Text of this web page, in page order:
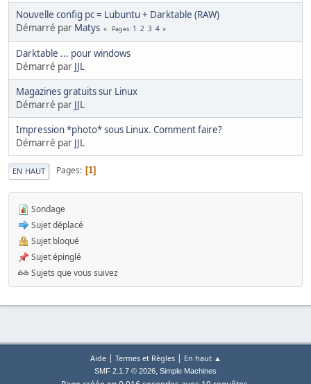
Nouvelle config pc = Lubuntu + Darktable (RAW)
Démarré par Matys Pages 1 2 3 4
Darktable ... pour windows
Démarré par JJL
Magazines gratuits sur Linux
Démarré par JJL
Impression *photo* sous Linux. Comment faire?
Démarré par JJL
EN HAUT Pages 1
Sondage
Sujet déplacé
Sujet bloqué
Sujet épinglé
Sujets que vous suivez
Aide| Termes et Règles| En haut ▲
SMF 2.1.7 © 2026, Simple Machines